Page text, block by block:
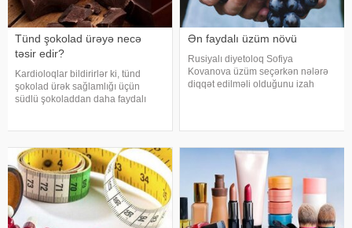
Tünd şokolad ürəyə necə
təsir edir?
Kardioloqlar bildirirlər ki, tünd
şokolad ürək sağlamlığı üçün
südlü şokoladdan daha faydalı
maddələrdir. -a istinadən bildirir ki
Ən faydalı üzüm növü
Rusiyalı diyetoloq Sofiya
Kovanova üzüm seçərkən nələrə
diqqət edilməli olduğunu izah
rəngdə olan üzüm sortlar